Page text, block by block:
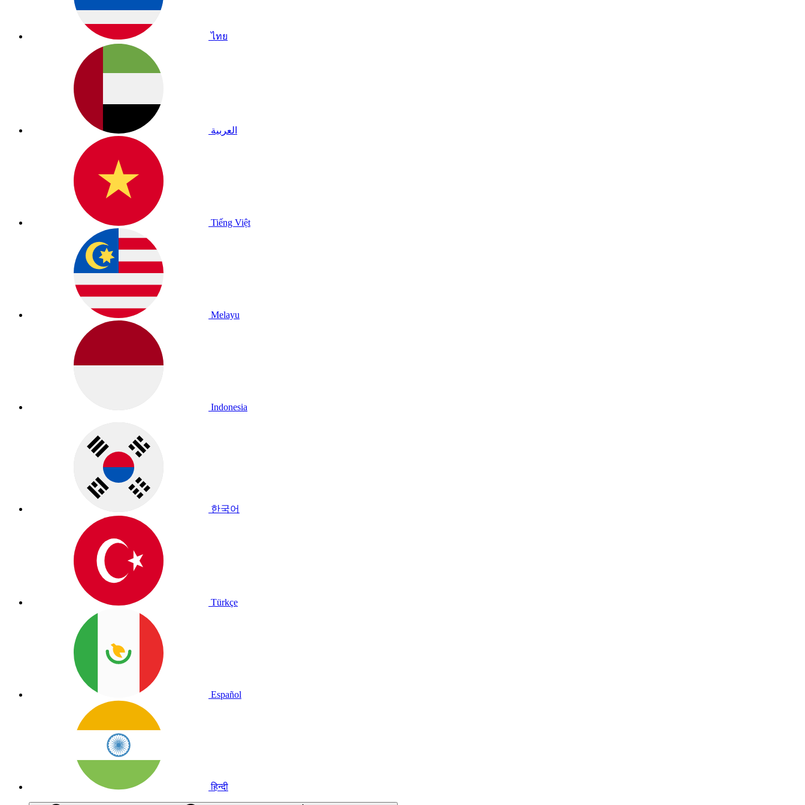
ไทย
العربية
Tiếng Việt
Melayu
Indonesia
한국어
Türkçe
Español
हिन्दी